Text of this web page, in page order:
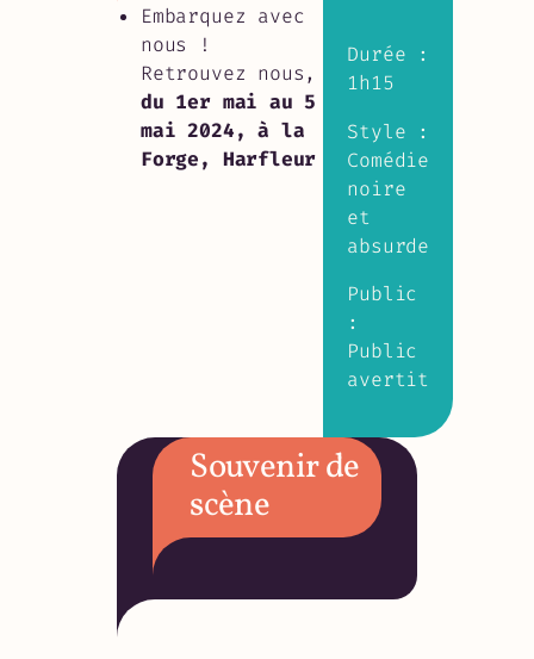
Embarquez avec
nous !
Retrouvez nous,
du 1er mai au 5
mai 2024, à la
Forge, Harfleur
Durée :
1h15
Style :
Comédie
noire
et
absurde
Public
:
Public
avertit
Souvenir de
scène